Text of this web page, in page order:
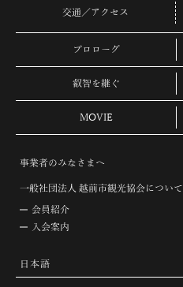
交通／アクセス
プロローグ
叡智を継ぐ
MOVIE
事業者のみなさまへ
一般社団法人 越前市観光協会について
会員紹介
入会案内